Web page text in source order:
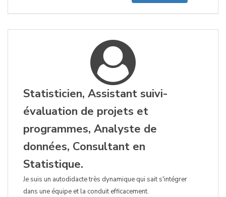
Statisticien, Assistant suivi-
évaluation de projets et
programmes, Analyste de
données, Consultant en
Statistique.
Je suis un autodidacte très dynamique qui sait s'intégrer
dans une équipe et la conduit efficacement.